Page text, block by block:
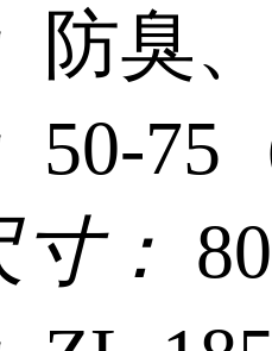
防臭
50-75
：